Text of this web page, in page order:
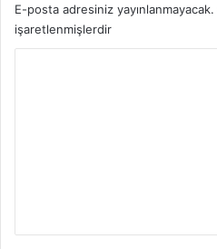
E-posta adresiniz yayınlanmayacak.
işaretlenmişlerdir